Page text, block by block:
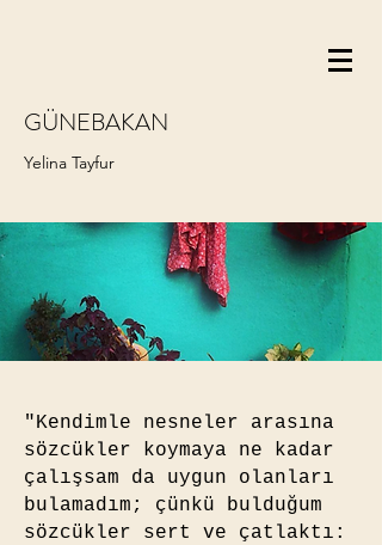
GÜNEBAKAN
Yelina Tayfur
"Kendimle nesneler arasına
sözcükler koymaya ne kadar
çalışsam da uygun olanları
bulamadım; çünkü bulduğum
sözcükler sert ve çatlaktı: